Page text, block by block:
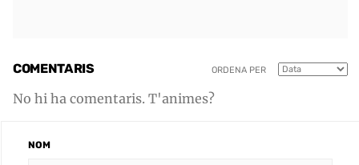
COMENTARIS ORDENA PER
No hi ha comentaris. T'animes?
NOM